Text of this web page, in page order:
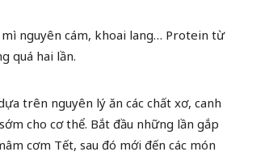
nguyên cám, khoai lang… Protein từ
quá hai lần.
trên nguyên lý ăn các chất xơ, canh
cho cơ thể. Bắt đầu những lần gắp
cơm Tết, sau đó mới đến các món